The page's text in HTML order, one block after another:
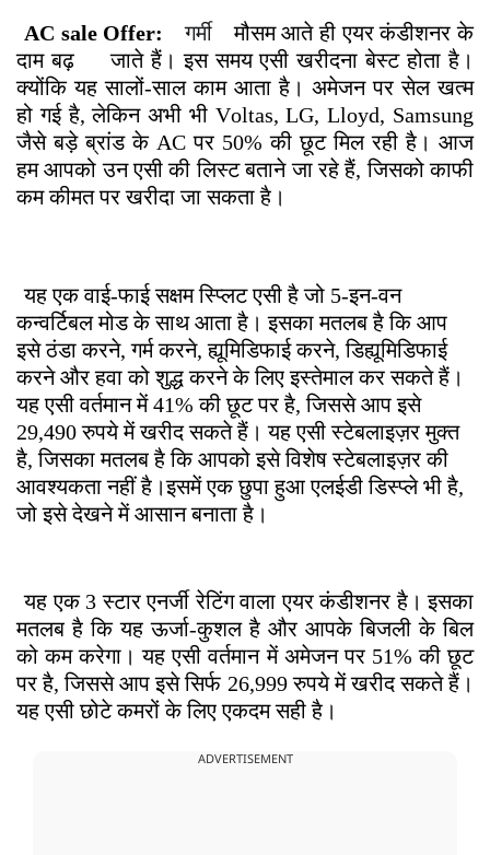
AC sale Offer: गर्मी
मौसम आते ही एयर कंडीशनर के
दाम बढ़
जाते हैं। इस समय एसी खरीदना बेस्ट होता है।
क्योंकि यह सालों-साल काम आता है। अमेजन पर सेल खत्म
हो गई है, लेकिन अभी भी Voltas, LG, Lloyd, Samsung
जैसे बड़े ब्रांड के AC पर 50% की छूट मिल रही है। आज
हम आपको उन एसी की लिस्ट बताने जा रहे हैं, जिसको काफी
कम कीमत पर खरीदा जा सकता है।
यह एक वाई-फाई सक्षम स्प्लिट एसी है जो 5-इन-वन
कन्वर्टिबल मोड के साथ आता है। इसका मतलब है कि आप
इसे ठंडा करने, गर्म करने, ह्यूमिडिफाई करने, डिह्यूमिडिफाई
करने और हवा को शुद्ध करने के लिए इस्तेमाल कर सकते हैं।
यह एसी वर्तमान में 41% की छूट पर है, जिससे आप इसे
29,490 रुपये में खरीद सकते हैं। यह एसी स्टेबलाइज़र मुक्त
है, जिसका मतलब है कि आपको इसे विशेष स्टेबलाइज़र की
आवश्यकता नहीं है।इसमें एक छुपा हुआ एलईडी डिस्प्ले भी है,
जो इसे देखने में आसान बनाता है।
यह एक 3 स्टार एनर्जी रेटिंग वाला एयर कंडीशनर है। इसका
मतलब है कि यह ऊर्जा-कुशल है और आपके बिजली के बिल
को कम करेगा। यह एसी वर्तमान में अमेजन पर 51% की छूट
पर है, जिससे आप इसे सिर्फ 26,999 रुपये में खरीद सकते हैं।
यह एसी छोटे कमरों के लिए एकदम सही है।
ADVERTISEMENT